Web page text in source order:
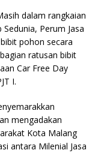
dalam rangkaian
Perum Jasa
pohon secara
ratusan bibit
Car Free Day
I.
mengadakan
Kota Malang
antara Milenial Jasa